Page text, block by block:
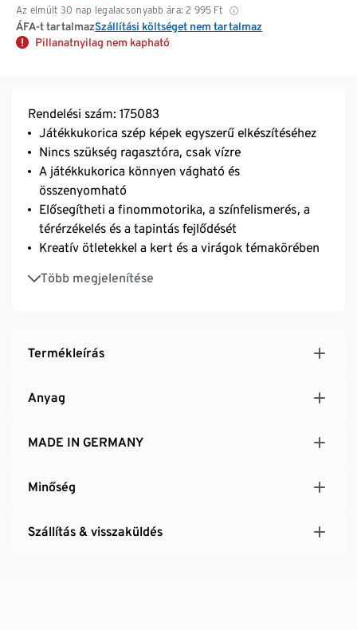
Az elmúlt 30 nap legalacsonyabb ára: 2 995 Ft
ÁFA-t tartalmazSzállítási költséget nem tartalmaz
Pillanatnyilag nem kapható
Rendelési szám: 175083
Játékkukorica szép képek egyszerű elkészítéséhez
Nincs szükség ragasztóra, csak vízre
A játékkukorica könnyen vágható és
összenyomható
Elősegítheti a finommotorika, a színfelismerés, a
térérzékelés és a tapintás fejlődését
Kreatív ötletekkel a kert és a virágok témakörében
Több megjelenítése
Élelmiszeripari minőségű anyagok – biztonságos a
gyermekek számára
Termékleírás
Anyag
MADE IN GERMANY
Minőség
Szállítás & visszaküldés